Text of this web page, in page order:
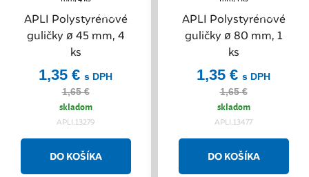
APLI Polystyrénové
guličky ø 45 mm, 4
ks
Akcia
1,35 € s DPH
1,65 €
skladom
APLI.13279
APLI Polystyrénové
guličky ø 80 mm, 1
ks
Akcia
1,35 € s DPH
1,65 €
skladom
APLI.13477